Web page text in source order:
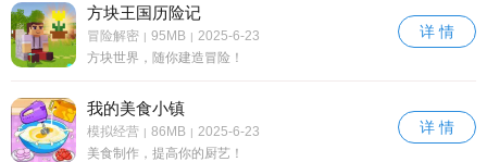
方块王国历险记
冒险解密 | 95MB | 2025-6-23
方块世界，随你建造冒险！
详 情
我的美食小镇
模拟经营 | 86MB | 2025-6-23
美食制作，提高你的厨艺！
详 情